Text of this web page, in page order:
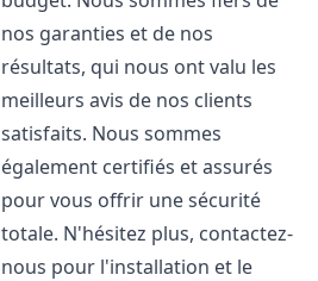
nos garanties et de nos
résultats, qui nous ont valu les
meilleurs avis de nos clients
satisfaits. Nous sommes
également certifiés et assurés
pour vous offrir une sécurité
totale. N'hésitez plus, contactez-
nous pour l'installation et le